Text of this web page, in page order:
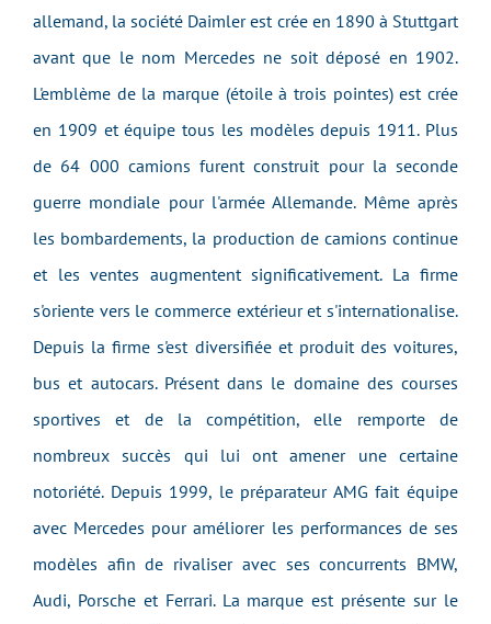
allemand, la société Daimler est crée en 1890 à Stuttgart
avant que le nom Mercedes ne soit déposé en 1902.
L'emblème de la marque (étoile à trois pointes) est crée
en 1909 et équipe tous les modèles depuis 1911. Plus
de 64 000 camions furent construit pour la seconde
guerre mondiale pour l'armée Allemande. Même après
les bombardements, la production de camions continue
et les ventes augmentent significativement. La firme
s'oriente vers le commerce extérieur et s'internationalise.
Depuis la firme s'est diversifiée et produit des voitures,
bus et autocars. Présent dans le domaine des courses
sportives et de la compétition, elle remporte de
nombreux succès qui lui ont amener une certaine
notoriété. Depuis 1999, le préparateur AMG fait équipe
avec Mercedes pour améliorer les performances de ses
modèles afin de rivaliser avec ses concurrents BMW,
Audi, Porsche et Ferrari. La marque est présente sur le